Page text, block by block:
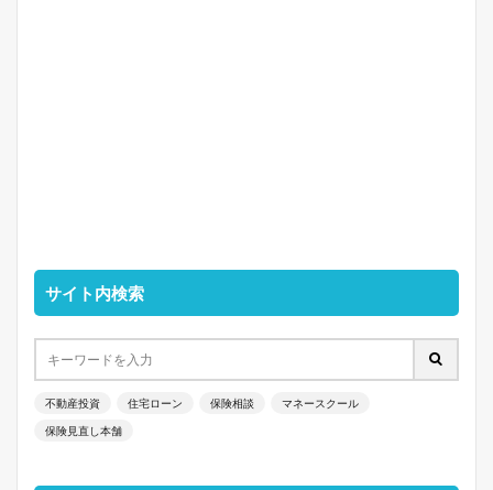
サイト内検索
不動産投資 住宅ローン 保険相談 マネースクール
保険見直し本舗